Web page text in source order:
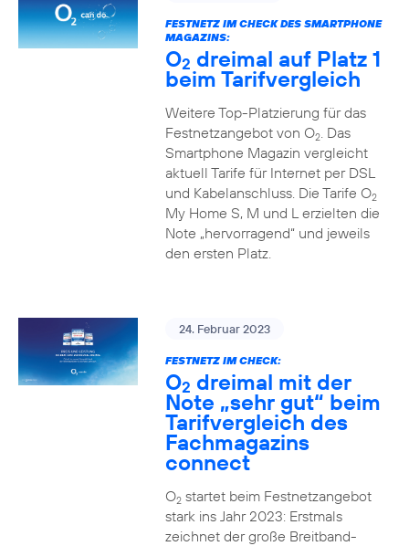
FESTNETZ IM CHECK DES SMARTPHONE
MAGAZINS:
O2 dreimal auf Platz 1
beim Tarifvergleich
Weitere Top-Platzierung für das
Festnetzangebot von O2. Das
Smartphone Magazin vergleicht
aktuell Tarife für Internet per DSL
und Kabelanschluss. Die Tarife O2
My Home S, M und L erzielten die
Note „hervorragend“ und jeweils
den ersten Platz.
24. Februar 2023
FESTNETZ IM CHECK:
O2 dreimal mit der
Note „sehr gut“ beim
Tarifvergleich des
Fachmagazins
connect
O2startet beim Festnetzangebot
stark ins Jahr 2023: Erstmals
zeichnet der große Breitband-